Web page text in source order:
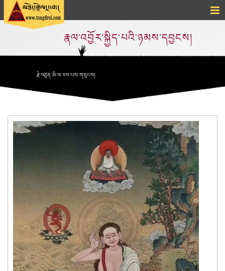
རྣལ་འབྱོར་སྐྱིད་པའི་ཉམས་དབྱངས།
རྗེ་བཙུན་མི་ལ་རས་པས་གསུངས།